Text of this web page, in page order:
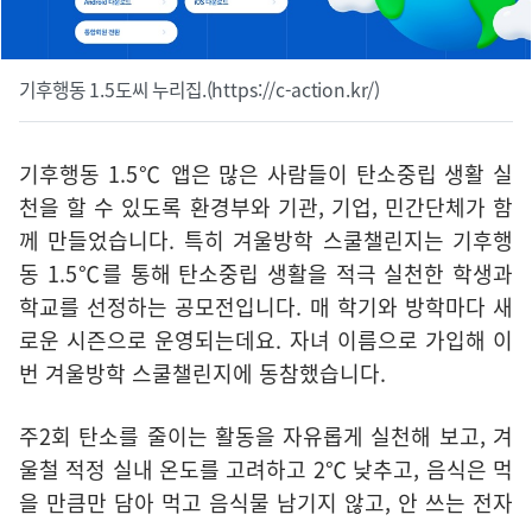
기후행동 1.5도씨 누리집.(https://c-action.kr/)
기후행동 1.5℃ 앱은 많은 사람들이 탄소중립 생활 실
천을 할 수 있도록 환경부와 기관, 기업, 민간단체가 함
께 만들었습니다. 특히 겨울방학 스쿨챌린지는 기후행
동 1.5℃를 통해 탄소중립 생활을 적극 실천한 학생과
학교를 선정하는 공모전입니다. 매 학기와 방학마다 새
로운 시즌으로 운영되는데요. 자녀 이름으로 가입해 이
번 겨울방학 스쿨챌린지에 동참했습니다.
주2회 탄소를 줄이는 활동을 자유롭게 실천해 보고, 겨
울철 적정 실내 온도를 고려하고 2℃ 낮추고, 음식은 먹
을 만큼만 담아 먹고 음식물 남기지 않고, 안 쓰는 전자